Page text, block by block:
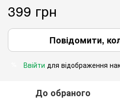
399 грн
Повідомити,
Ввійти для відображення
До обраного